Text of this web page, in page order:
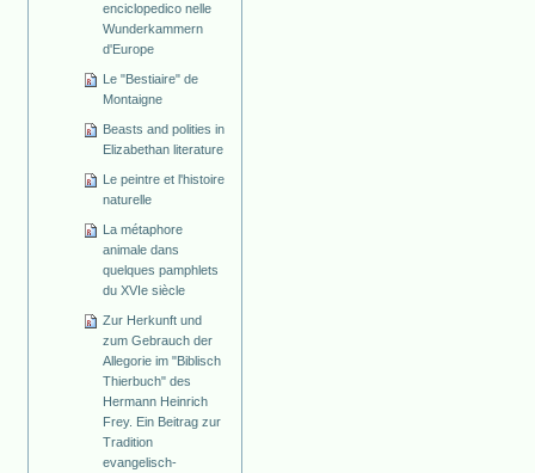
enciclopedico nelle
Wunderkammern
d'Europe
Le "Bestiaire" de
Montaigne
Beasts and polities in
Elizabethan literature
Le peintre et l'histoire
naturelle
La métaphore
animale dans
quelques pamphlets
du XVIe siècle
Zur Herkunft und
zum Gebrauch der
Allegorie im "Biblisch
Thierbuch" des
Hermann Heinrich
Frey. Ein Beitrag zur
Tradition
evangelisch-